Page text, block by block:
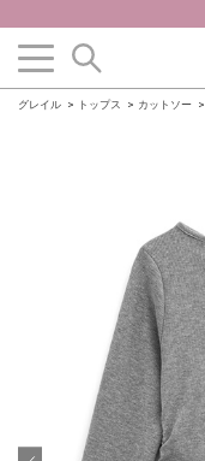
グレイル トップス カットソー